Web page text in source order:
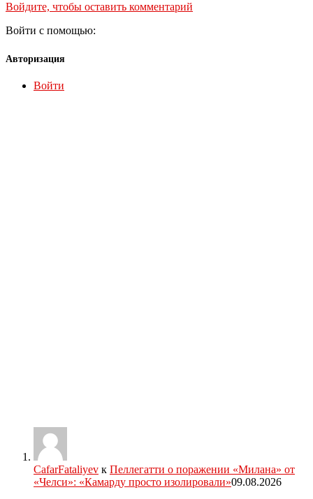
Войдите, чтобы оставить комментарий
Войти с помощью:
Авторизация
Войти
CafarFataliyev к Пеллегатти о поражении «Милана» от
«Челси»: «Камарду просто изолировали»09.08.2026